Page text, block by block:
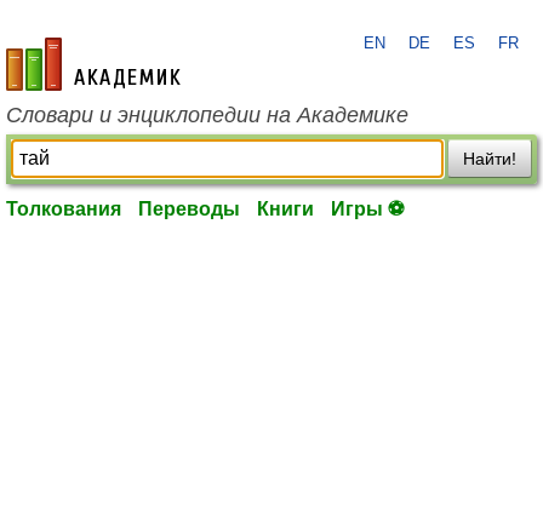
academic.ru
EN DE ES FR
Словари и энциклопедии на Академике
Найти!
Толкования Переводы Книги Игры ⚽